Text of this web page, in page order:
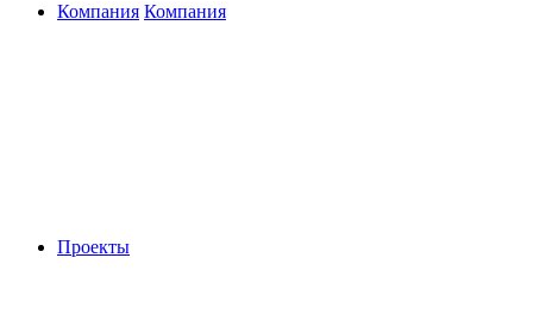
Компания Компания
Проекты